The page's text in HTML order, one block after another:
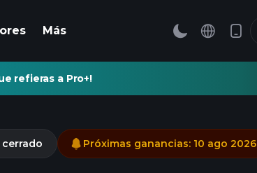
Más
refieras a Pro+!
Próximas ganancias: 10 ago 2026